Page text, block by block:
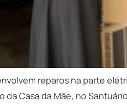
reparos na parte
da Casa da Mãe, no